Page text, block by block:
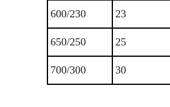
600/230 23
650/250 25
700/300 30